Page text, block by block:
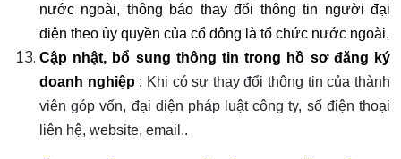
nước ngoài, thông báo thay đổi thông tin người đại
diện theo ủy quyền của cổ đông là tổ chức nước ngoài.
Cập nhật, bổ sung thông tin trong hồ sơ đăng ký
doanh nghiệp: Khi có sự thay đổi thông tin của thành
viên góp vốn, đại diện pháp luật công ty, số điện thoại
liên hệ, website, email..